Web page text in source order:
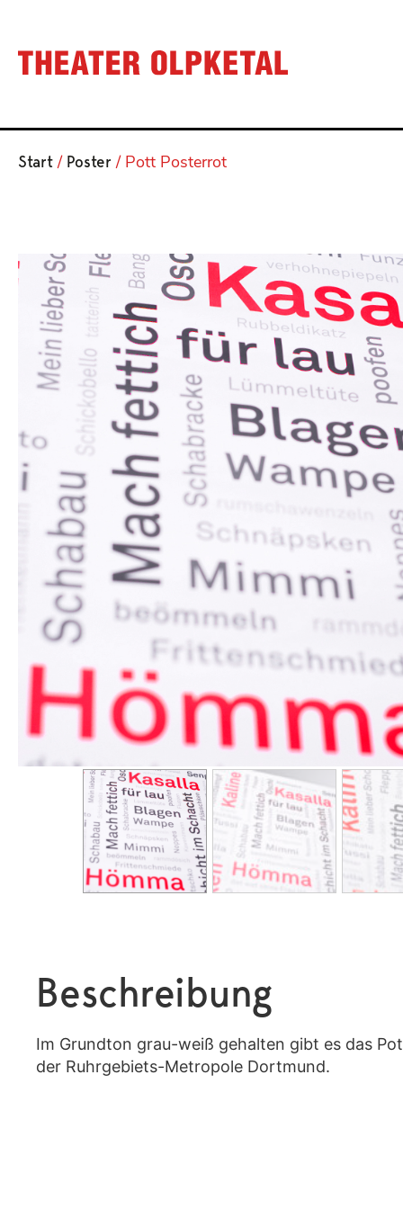
Start / Poster / Pott Posterrot
Beschreibung
Im Grundton grau-weiß gehalten gibt es das
der Ruhrgebiets-Metropole Dortmund.